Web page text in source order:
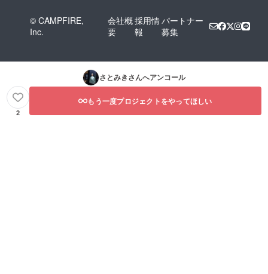
© CAMPFIRE,
Inc.
会社概
要
採用情
報
パートナー
募集
さとみきさんへアンコール
2
もう一度プロジェクトをやってほしい